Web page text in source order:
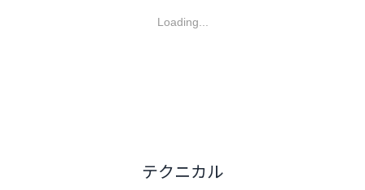
Loading...
テクニカル